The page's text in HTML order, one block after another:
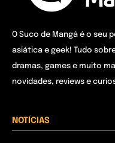
O Suco de Mangá é o
asiática e geek! Tudo
dramas, games e muito
novidades, reviews e
NOTÍCIAS